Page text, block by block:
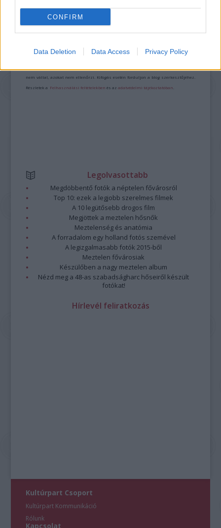
CONFIRM
Data Deletion Data Access Privacy Policy
A bejegyzés trackback címe:
https://kulturpart.hu/api/trackback/id/7823518
vonatkozó jogszabályok
értelmében felhasználói tartalomnak
nem vállal, azokat nem ellenőrzi. Kifogás esetén forduljon a blog szerkesztőjéhez.
Részletek a Felhasználási feltételekben és azadatvédelmi tájékoztatóban
Legolvasottabb
Megdöbbentő fotók a néptelen fővárosról
Top 10: ezek a legjobb szerelmes filmek
A 10 legütősebb drogos film
Megjöttek a meztelen hősnők
Meztelenség és anatómia
A forradalom egy holland fotós szemével
A legizgalmasabb fotók 2015-ből
Meztelen fővárosiak
Készülőben a nagy meztelen album
Nézd meg a 48-as szabadságharc hőseiről készült
fotókat!
Hírlevél feliratkozás
Kultúrpart Csoport
Kultúrpart Kommunikáció
Rólunk
Kapcsolat